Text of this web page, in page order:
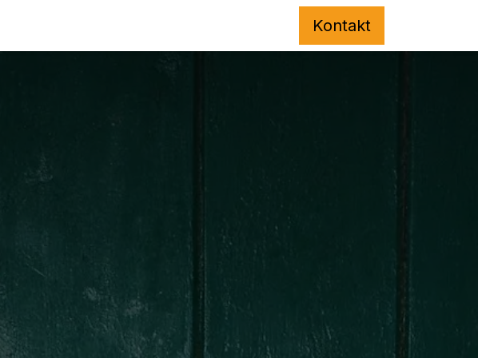
Kont​​​​akt